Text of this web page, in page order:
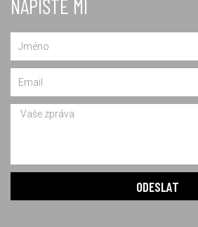
NAPIŠTE MI
Message
ODESLAT